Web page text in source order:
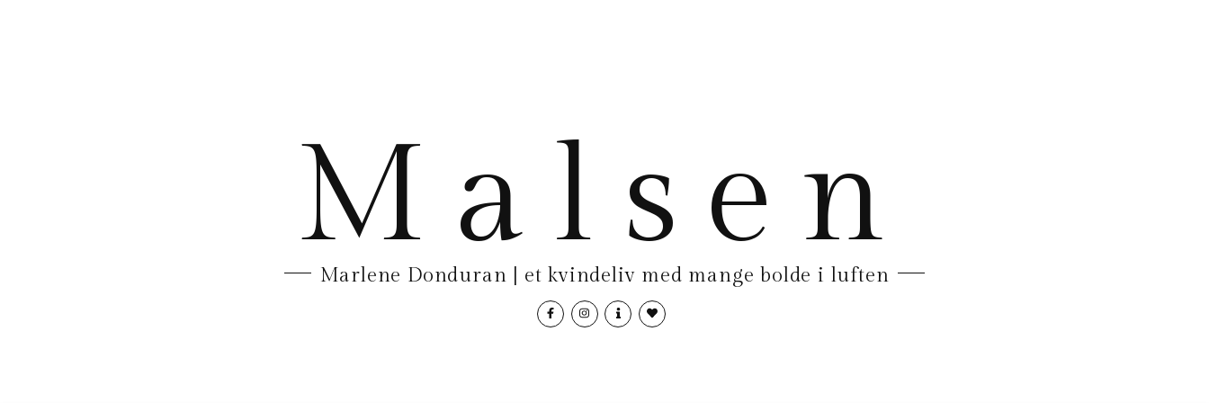
Malsen
Marlene Donduran | et kvindeliv med mange bolde i luften